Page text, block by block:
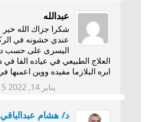
عبدالله
شكرا جزاك الله خير
عندي خشونه في
اليسرى على حسب
العلاج الطبيعي في عياده الفا
ابره البلازما مفيده ووين اعمبها
يناير 14, 2022 at 7:15 ص
د/ هشام عبدالباقي